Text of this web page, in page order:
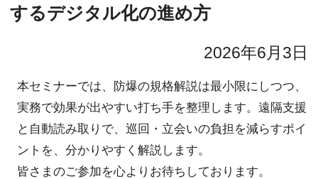
するデジタル化の進め方
2026年6月3日
本セミナーでは、防爆の規格解説は最小限にしつつ、
実務で効果が出やすい打ち手を整理します。遠隔支援
と自動読み取りで、巡回・立会いの負担を減らすポイ
ントを、分かりやすく解説します。
皆さまのご参加を心よりお待ちしております。